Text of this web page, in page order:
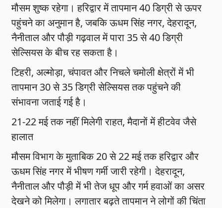
मौसम शुष्क रहेगा। हरिद्वार में तापमान 40 डिग्री से ऊपर
पहुंचने का अनुमान है, जबकि ऊधम सिंह नगर, देहरादून,
नैनीताल और पौड़ी गढ़वाल में पारा 35 से 40 डिग्री
सेल्सियस के बीच रह सकता है।
टिहरी, अल्मोड़ा, चंपावत और निचले चमोली क्षेत्रों में भी
तापमान 30 से 35 डिग्री सेल्सियस तक पहुंचने की
संभावना जताई गई है।
21-22 मई तक नहीं मिलेगी राहत, मैदानों में हीटवेव जैसे
हालात
मौसम विभाग के मुताबिक 20 से 22 मई तक हरिद्वार और
ऊधम सिंह नगर में भीषण गर्मी जारी रहेगी। देहरादून,
नैनीताल और पौड़ी में भी तेज धूप और गर्म हवाओं का असर
देखने को मिलेगा। लगातार बढ़ते तापमान ने लोगों की चिंता